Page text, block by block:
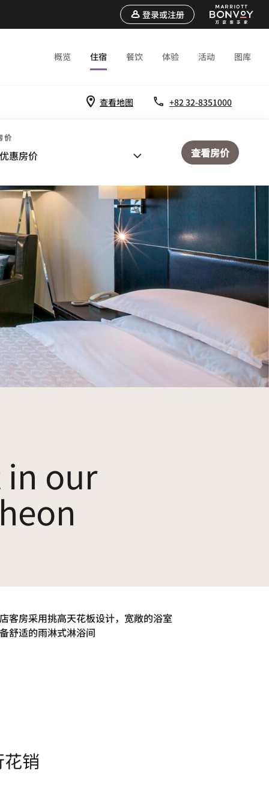
登录或注册
概览 住宿 餐饮 体验 活动 图库
查看地图 +82 32-8351000
价
惠房价 查看房价
in our
客房采用挑高天花板设计，宽敞的浴室
舒适的雨淋式淋浴间
销